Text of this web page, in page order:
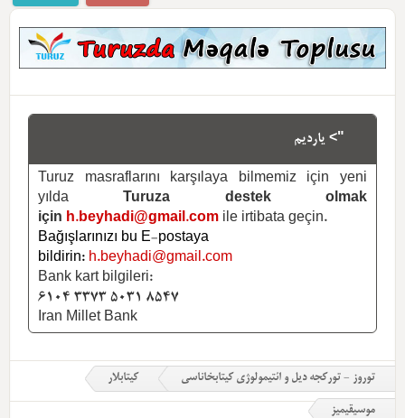
"> یاردیم
Turuz masraflarını karşılaya bilmemiz için yeni
yılda
Turuza destek olmak
için h.beyhadi@gmail.com ile irtibata geçin.
Bağışlarınızı bu E-postaya
bildirin: h.beyhadi@gmail.com
Bank kart bilgileri:
6104 3373 5031 8547
Iran Millet Bank
توروز - تورکجه دیل و ائتیمولوژی کیتابخاناسی کیتابلار
موسیقیمیز